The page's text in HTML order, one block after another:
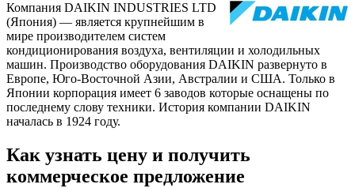
Компания DAIKIN INDUSTRIES LTD
(Япония) — является крупнейшим в
мире производителем систем
кондиционирования воздуха, вентиляции и холодильных
машин. Производство оборудования DAIKIN развернуто в
Европе, Юго-Восточной Азии, Австралии и США. Только в
Японии корпорация имеет 6 заводов которые оснащены по
последнему слову техники. История компании DAIKIN
началась в 1924 году.
Как узнать цену и получить
коммерческое предложение